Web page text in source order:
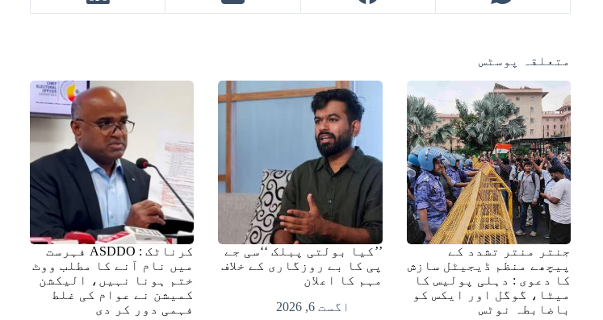
متعلقہ پوسٹس
جنتر منتر تشدد کے
پیچھے منظم ڈیجیٹل سازش
کا دعوی : دہلی پولیس کا
میٹا، گوگل اور ایکس کو
باضابطہ نوٹس
’’کیا بولتی پبلک ‘‘سی جے
پی کا بے روزگاری کے خلاف
مہم کا اعلان
اگست 6, 2026
کرناٹک : ASDDO فہرست
میں نام آنے کا مطلب ووٹ
ختم ہونا نہیں، الیکشن
کمیشن نے عوام کی غلط
فہمی دور کر دی